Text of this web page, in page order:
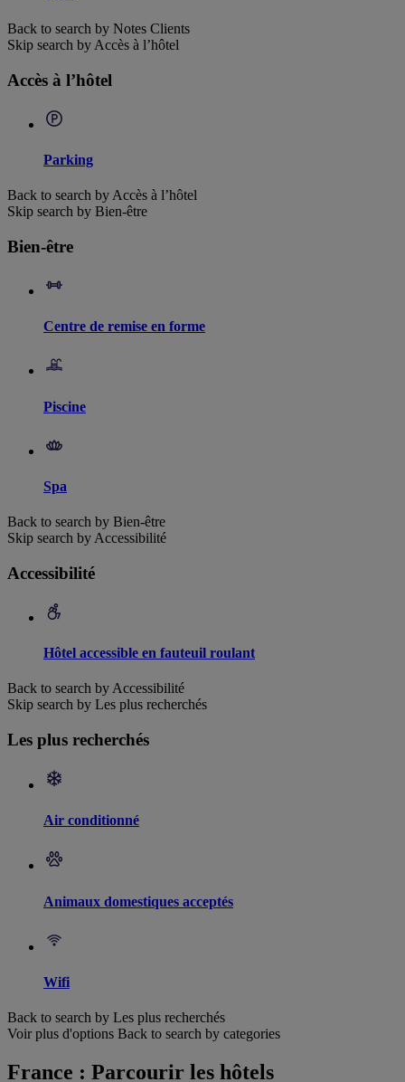
Back to search by Notes Clients
Skip search by Accès à l’hôtel
Accès à l’hôtel
Parking
Back to search by Accès à l’hôtel
Skip search by Bien-être
Bien-être
Centre de remise en forme
Piscine
Spa
Back to search by Bien-être
Skip search by Accessibilité
Accessibilité
Hôtel accessible en fauteuil roulant
Back to search by Accessibilité
Skip search by Les plus recherchés
Les plus recherchés
Air conditionné
Animaux domestiques acceptés
Wifi
Back to search by Les plus recherchés
Voir plus d'options Back to search by categories
France : Parcourir les hôtels